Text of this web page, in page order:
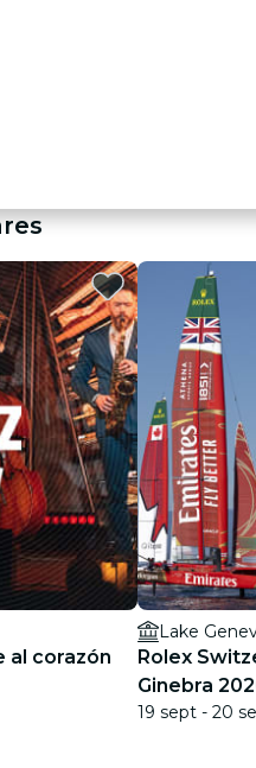
al corazón
Lake
Rolex
Ginebra
día
19 sept - 20